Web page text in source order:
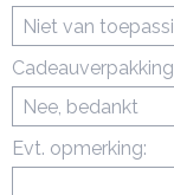
Cadeauverpakking
Evt. opmerking: